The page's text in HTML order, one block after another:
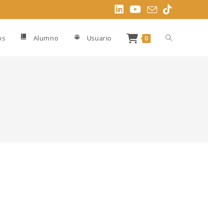
Alumno Usuario 0 Alternar